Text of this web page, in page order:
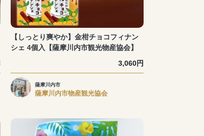
【しっとり爽やか】金柑チョコフィナン
シェ 4個入【薩摩川内市観光物産協会】
3,060円
薩摩川内市
薩摩川内市物産観光協会